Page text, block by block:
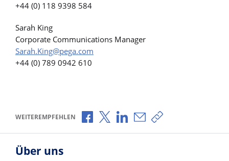
+44 (0) 118 9398 584
Sarah King
Corporate Communications Manager
Sarah.King@pega.com
+44 (0) 789 0942 610
WEITEREMPFEHLEN Über Facebook teilen
Über X teilen
Über LinkedIn teilen
Über E-Mail teilen
Link zum Teilen
Über uns